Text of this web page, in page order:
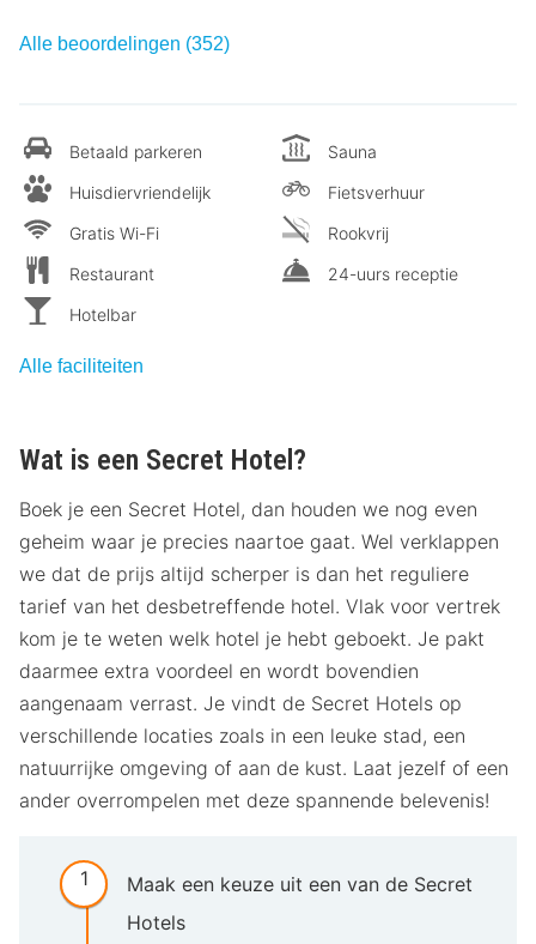
Alle beoordelingen (352)
Betaald parkeren
Huisdiervriendelijk
Gratis Wi-Fi
Restaurant
Hotelbar
Sauna
Fietsverhuur
Rookvrij
24-uurs receptie
Alle faciliteiten
Wat is een Secret Hotel?
Boek je een Secret Hotel, dan houden we nog even
geheim waar je precies naartoe gaat. Wel verklappen
we dat de prijs altijd scherper is dan het reguliere
tarief van het desbetreffende hotel. Vlak voor vertrek
kom je te weten welk hotel je hebt geboekt. Je pakt
daarmee extra voordeel en wordt bovendien
aangenaam verrast. Je vindt de Secret Hotels op
verschillende locaties zoals in een leuke stad, een
natuurrijke omgeving of aan de kust. Laat jezelf of een
ander overrompelen met deze spannende belevenis!
Maak een keuze uit een van de Secret
Hotels